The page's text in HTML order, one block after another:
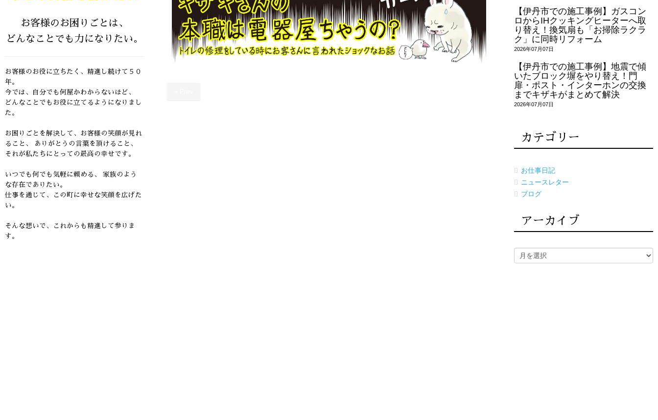
お客様のお困りごとは、
どんなことでも力になりたい。
お客様のお役に立ちたく、精進し続けて５０
年。
今では、自分でも何屋かわからないほど、
どんなことでもお役に立てるようになりまし
た。
お困りごとを解決して、お客様の笑顔が見れ
ること、
ありがとうの言葉を頂けること、
それが私たちにとっての最高の幸せです。
いつでも何でも気軽に頼める、 家族のよう
な存在でありたい。
仕事を通じて、この町に幸せな笑顔を広げた
い。
そんな想いで、これからも精進して参りま
す。
【伊丹市での施工事例】ガスコン
ロからIHクッキングヒーターへ取
り替え！換気扇も「お掃除ラクラ
ク」に同時リフォーム
2026年07月07日
【伊丹市での施工事例】地震で傾
いたブロック塀をやり替え！門
扉・ポスト・インターホンの交換
までキザキがまとめて解決
2026年07月07日
カテゴリー
お仕事日記
ニュースレター
ブログ
アーカイブ